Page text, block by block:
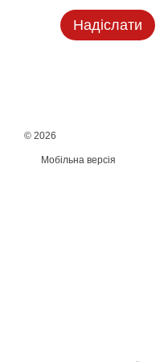
Надіслати
© 2026
Мобільна версія